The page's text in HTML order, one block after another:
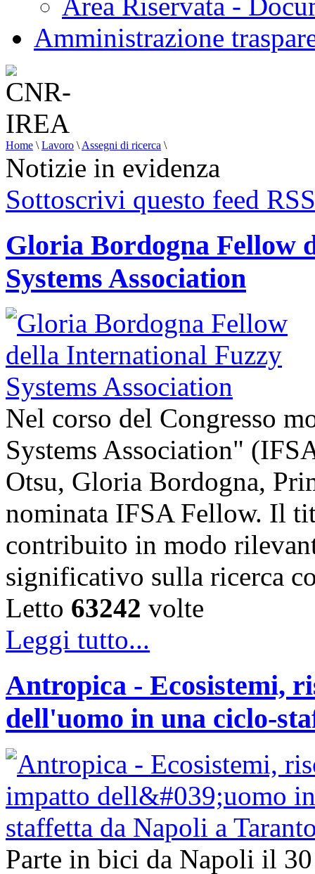
Amministrazione
Home \ Lavoro \ Assegni di ricerca \
Notizie in evidenza
Sottoscrivi questo feed RSS
Gloria Bordogna Fellow
Systems Association
Nel corso del Congresso
Systems Association"
Otsu, Gloria Bordogna,
nominata IFSA Fellow. Il
contribuito in modo
significativo sulla ricerca
Letto 63242 volte
Leggi tutto...
Antropica - Ecosistemi,
dell'uomo in una ciclo-
Parte in bici da Napoli il 30